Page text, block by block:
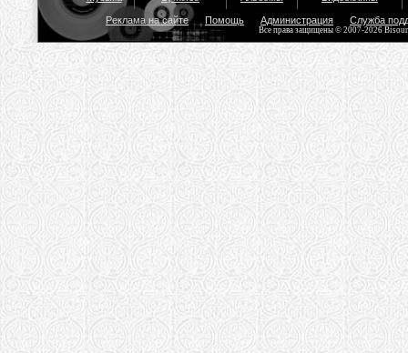
Реклама на сайте Помощь Администрация Служба
Все права защищены © 2007-2026